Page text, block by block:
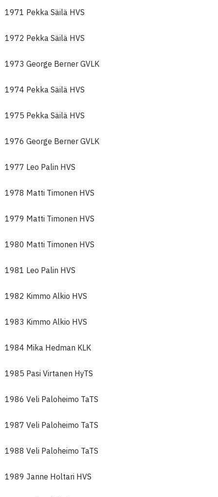
1971 Pekka Säilä HVS
1972 Pekka Säilä HVS
1973 George Berner GVLK
1974 Pekka Säilä HVS
1975 Pekka Säilä HVS
1976 George Berner GVLK
1977 Leo Palin HVS
1978 Matti Timonen HVS
1979 Matti Timonen HVS
1980 Matti Timonen HVS
1981 Leo Palin HVS
1982 Kimmo Alkio HVS
1983 Kimmo Alkio HVS
1984 Mika Hedman KLK
1985 Pasi Virtanen HyTS
1986 Veli Paloheimo TaTS
1987 Veli Paloheimo TaTS
1988 Veli Paloheimo TaTS
1989 Janne Holtari HVS